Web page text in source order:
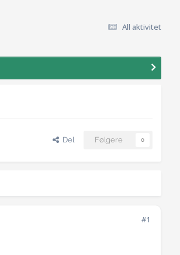
All aktivitet
Del Følgere 0
#1